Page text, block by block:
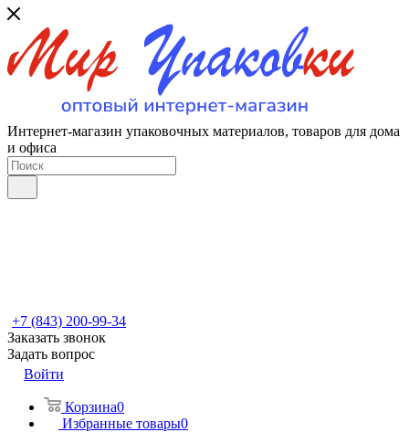
Интернет-магазин упаковочных материалов, товаров для дома
и офиса
+7 (843) 200-99-34
Заказать звонок
Задать вопрос
Войти
Корзина0
Избранные товары0